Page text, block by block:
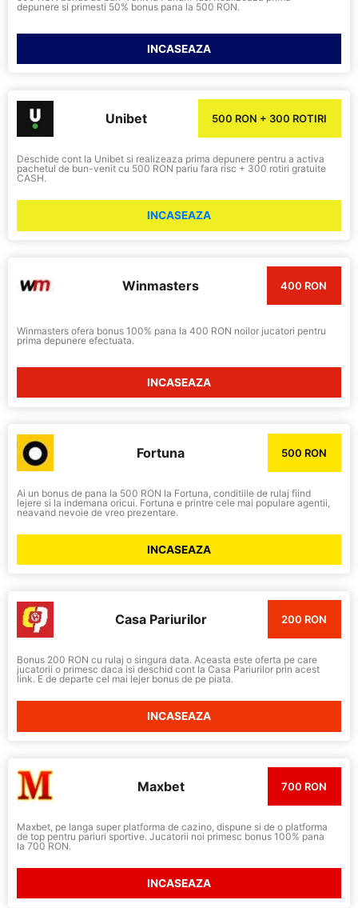
depunere si primesti 50% bonus pana la 500 RON.
INCASEAZA
Unibet 500 RON + 300 ROTIRI
Deschide cont la Unibet si realizeaza prima depunere pentru a activa
pachetul de bun-venit cu 500 RON pariu fara risc + 300 rotiri gratuite
CASH.
INCASEAZA
Winmasters 400 RON
Winmasters ofera bonus 100% pana la 400 RON noilor jucatori pentru
prima depunere efectuata.
INCASEAZA
Fortuna 500 RON
Ai un bonus de pana la 500 RON la Fortuna, conditiile de rulaj fiind
lejere si la indemana oricui. Fortuna e printre cele mai populare agentii,
neavand nevoie de vreo prezentare.
INCASEAZA
Casa Pariurilor 200 RON
Bonus 200 RON cu rulaj o singura data. Aceasta este oferta pe care
jucatorii o primesc daca isi deschid cont la Casa Pariurilor prin acest
link. E de departe cel mai lejer bonus de pe piata.
INCASEAZA
Maxbet 700 RON
Maxbet, pe langa super platforma de cazino, dispune si de o platforma
de top pentru pariuri sportive. Jucatorii noi primesc bonus 100% pana
la 700 RON.
INCASEAZA